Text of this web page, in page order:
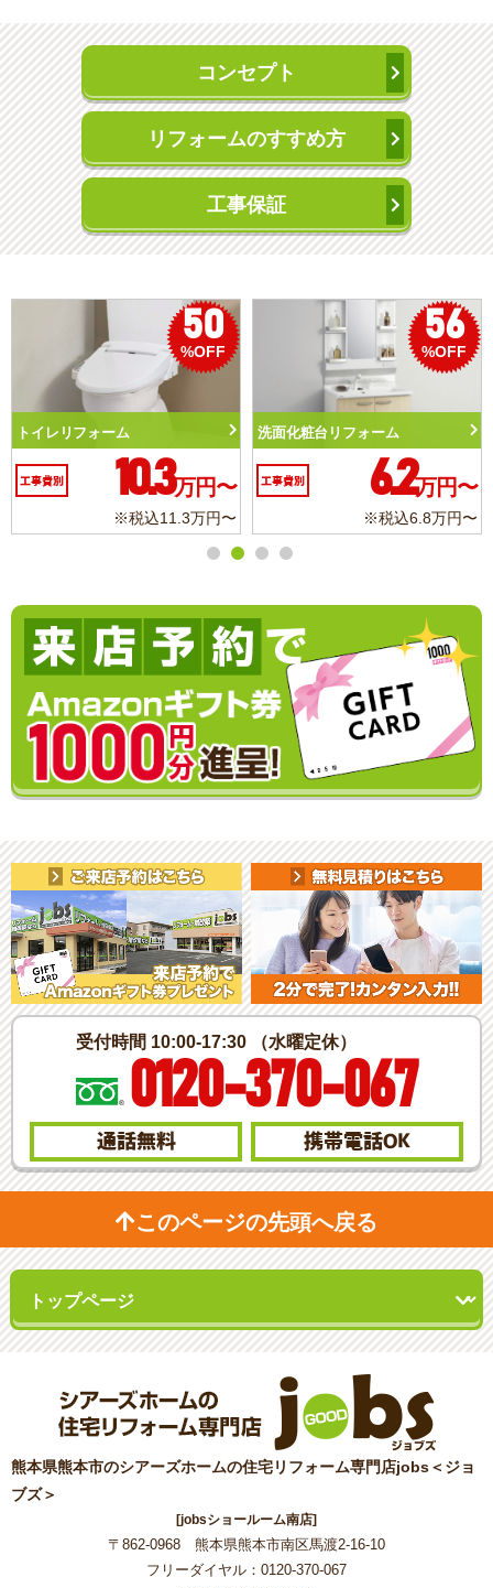
コンセプト
リフォームのすすめ方
工事保証
50
%OFF
トイレリフォーム
工事費別 10.3万円〜
※税込11.3万円〜
56
%OFF
洗面化粧台リフォーム
工事費別 6.2万円〜
※税込6.8万円〜
受付時間 10:00-17:30 （水曜定休）
0120-370-067
通話無料 携帯電話OK
このページの先頭へ戻る
熊本県熊本市のシアーズホームの住宅リフォーム専門店jobs＜ジョ
ブズ＞
[jobsショールーム南店]
〒862-0968 熊本県熊本市南区馬渡2-16-10
フリーダイヤル：0120-370-067